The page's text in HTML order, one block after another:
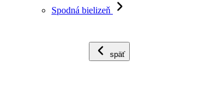
Spodná bielizeň
späť